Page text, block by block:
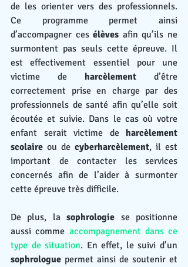
de les orienter vers des professionnels.
Ce programme permet ainsi
d’accompagner ces élèves afin qu’ils ne
surmontent pas seuls cette épreuve. Il
est effectivement essentiel pour une
victime de harcèlement d’être
correctement prise en charge par des
professionnels de santé afin qu’elle soit
écoutée et suivie. Dans le cas où votre
enfant serait victime de harcèlement
scolaire ou de cyberharcèlement, il est
important de contacter les services
concernés afin de l’aider à surmonter
cette épreuve très difficile.
De plus, la sophrologie se positionne
aussi comme accompagnement dans ce
type de situation
sophrologue permet ainsi de soutenir et